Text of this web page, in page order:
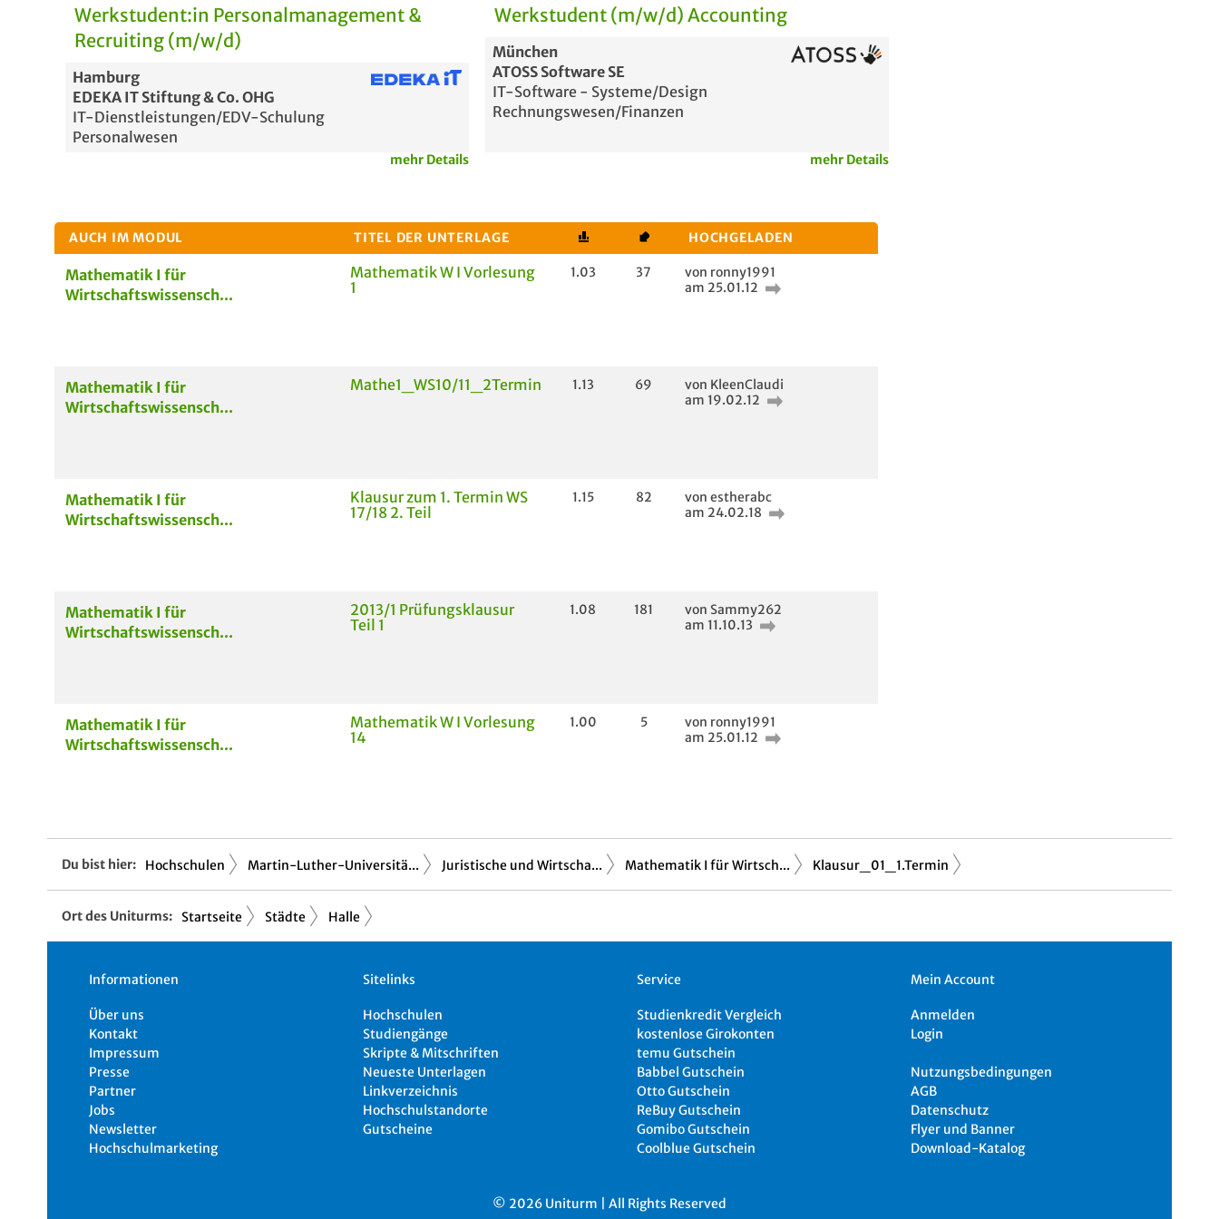
Werkstudent:in Personalmanagement &
Recruiting (m/w/d)
Hamburg
EDEKA IT Stiftung & Co. OHG
IT-Dienstleistungen/EDV-Schulung
Personalwesen
mehr Details
Werkstudent (m/w/d) Accounting
München
ATOSS Software SE
IT-Software - Systeme/Design
Rechnungswesen/Finanzen
mehr Details
AUCH IM MODUL TITEL DER UNTERLAGE HOCHGELADEN
Mathematik I für
Wirtschaftswissensch...
Mathematik W I Vorlesung
1
1.03 37
von ronny1991
am 25.01.12
Mathematik I für
Wirtschaftswissensch...
Mathe1_WS10/11_2Termin 1.13 69
von KleenClaudi
am 19.02.12
Mathematik I für
Wirtschaftswissensch...
Klausur zum 1. Termin WS
17/18 2. Teil
1.15 82
von estherabc
am 24.02.18
Mathematik I für
Wirtschaftswissensch...
2013/1 Prüfungsklausur
Teil 1
1.08 181
von Sammy262
am 11.10.13
Mathematik I für
Wirtschaftswissensch...
Mathematik W I Vorlesung
14
1.00 5
von ronny1991
am 25.01.12
Du bist hier: Hochschulen Martin-Luther-Universitä... Juristische und Wirtscha... Mathematik I für Wirtsch... Klausur_01_1.Termin
Ort des Uniturms: Startseite Städte Halle
Informationen
Über uns
Kontakt
Impressum
Presse
Partner
Jobs
Newsletter
Hochschulmarketing
Sitelinks
Hochschulen
Studiengänge
Skripte & Mitschriften
Neueste Unterlagen
Linkverzeichnis
Hochschulstandorte
Gutscheine
Service
Studienkredit Vergleich
kostenlose Girokonten
temu Gutschein
Babbel Gutschein
Otto Gutschein
ReBuy Gutschein
Gomibo Gutschein
Coolblue Gutschein
Mein Account
Anmelden
Login
Nutzungsbedingungen
AGB
Datenschutz
Flyer und Banner
Download-Katalog
© 2026 Uniturm | All Rights Reserved